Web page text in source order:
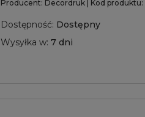
Producent: Decordruk | Kod produktu:
Dostępność: Dostępny
Wysyłka w: 7 dni